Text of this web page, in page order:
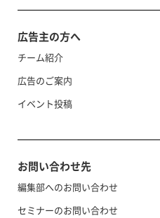
広告主の方へ
チーム紹介
広告のご案内
イベント投稿
お問い合わせ先
編集部へのお問い合わせ
セミナーのお問い合わせ